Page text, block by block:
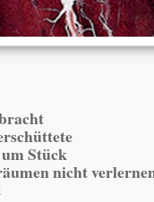
Stück
nicht